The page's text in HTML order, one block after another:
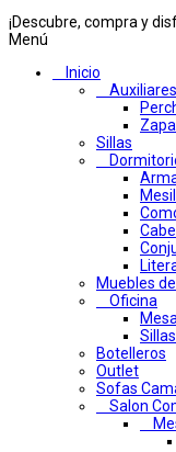
¡Descubre, compra y
Menú
Inicio
Auxiliares
Sillas
Muebles
Oficina
Botelleros
Outlet
Sofas
Salon